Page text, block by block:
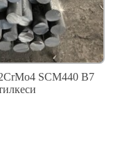
SCM440 B7